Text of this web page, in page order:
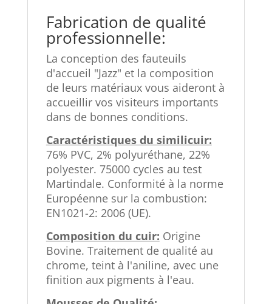
Fabrication de qualité
professionnelle:
La conception des fauteuils
d'accueil "Jazz" et la composition
de leurs matériaux vous aideront à
accueillir vos visiteurs importants
dans de bonnes conditions.
Caractéristiques du similicuir:
76% PVC, 2% polyuréthane, 22%
polyester. 75000 cycles au test
Martindale. Conformité à la norme
Européenne sur la combustion:
EN1021-2: 2006 (UE).
Composition du cuir: Origine
Bovine. Traitement de qualité au
chrome, teint à l'aniline, avec une
finition aux pigments à l'eau.